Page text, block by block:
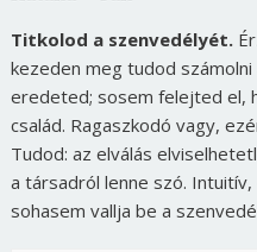
Titkolod a szenvedélyét.
kezeden meg tudod
eredeted; sosem felejted el,
család. Ragaszkodó vagy,
Tudod: az elválás
a társadról lenne szó.
sohasem vallja be a